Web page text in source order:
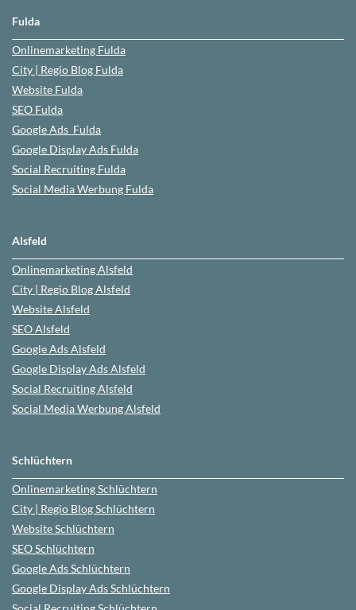
Fulda
Onlinemarketing Fulda
City | Regio Blog Fulda
Website Fulda
SEO Fulda
Google Ads Fulda
Google Display Ads Fulda
Social Recruiting Fulda
Social Media Werbung Fulda
Alsfeld
OnlinemarketingAlsfeld
City | Regio BlogAlsfeld
WebsiteAlsfeld
SEOAlsfeld
Google AdsAlsfeld
Google Display Ads Alsfeld
Social RecruitingAlsfeld
Social Media WerbungAlsfeld
Schlüchtern
OnlinemarketingSchlüchtern
City | Regio BlogSchlüchtern
WebsiteSchlüchtern
SEOSchlüchtern
Google AdsSchlüchtern
Google Display Ads Schlüchtern